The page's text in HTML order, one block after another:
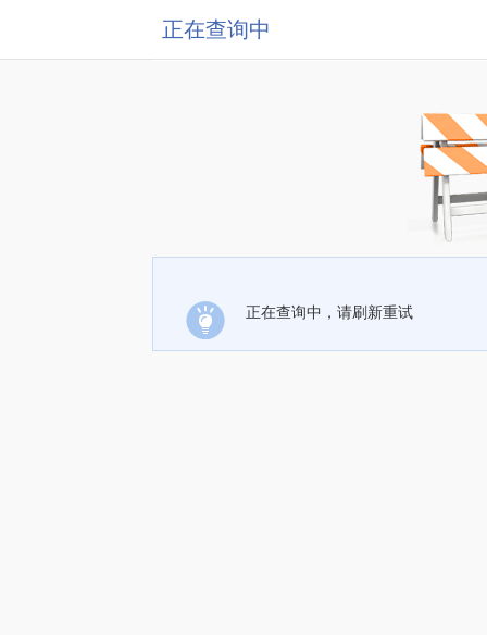
正在查询中
正在查询中，请刷新重试